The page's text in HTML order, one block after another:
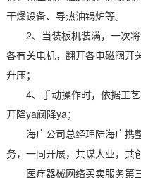
干燥设备、导热油锅炉等。
2、当装板机装满，一次将
各有关电机，翻开各电磁阀开
升压；
4、手动操作时，依据工艺
开降ya阀降ya；
海广公司总经理陆海广携
务，一同开展，共谋大业，共
医疗器械网络买卖服务第